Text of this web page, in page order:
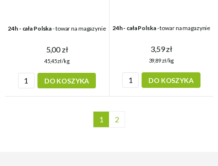
24h - cała Polska- towar na magazynie
5,00 zł
45,45 zł/kg
DO KOSZYKA
24h - cała Polska- towar na magazynie
3,59 zł
39,89 zł/kg
DO KOSZYKA
1 2